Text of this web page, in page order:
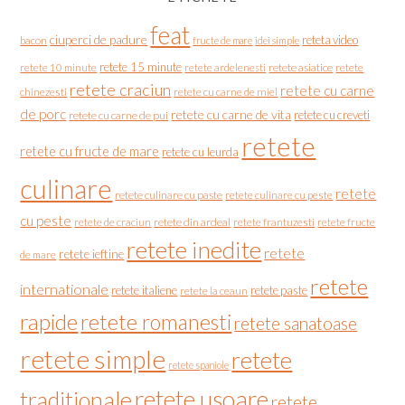
bacon ciuperci de padure feat fructe de mare idei simple reteta video
retete 10 minute retete 15 minute retete ardelenesti retete asiatice retete
chinezesti retete craciun retete cu carne de miel retete cu carne
de porc retete cu carne de pui retete cu carne de vita retete cu creveti
retete cu fructe de mare retete cu leurda retete
culinare retete culinare cu paste retete culinare cu peste retete
cu peste retete de craciun retete din ardeal retete frantuzesti retete fructe
de mare retete ieftine retete inedite retete
internationale retete italiene retete la ceaun retete paste retete
rapideretete romanesti retete sanatoase
retete simple retete spaniole retete
traditionaleretete usoare